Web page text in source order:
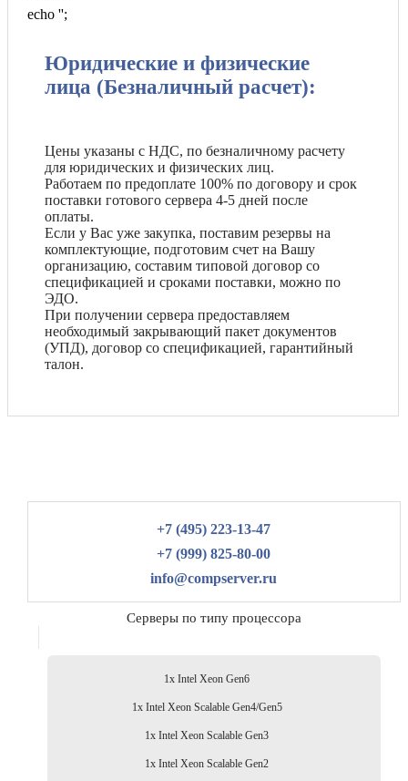
echo '';
Юридические и физические
лица (Безналичный расчет):
Цены указаны с НДС, по безналичному расчету
для юридических и физических лиц.
Работаем по предоплате 100% по договору и срок
поставки готового сервера 4-5 дней после
оплаты.
Если у Вас уже закупка, поставим резервы на
комплектующие, подготовим счет на Вашу
организацию, составим типовой договор со
спецификацией и сроками поставки, можно по
ЭДО.
При получении сервера предоставляем
необходимый закрывающий пакет документов
(УПД), договор со спецификацией, гарантийный
талон.
+7 (495) 223-13-47
+7 (999) 825-80-00
info@compserver.ru
Серверы по типу процессора
1x Intel Xeon Gen6
1x Intel Xeon Scalable Gen4/Gen5
1x Intel Xeon Scalable Gen3
1x Intel Xeon Scalable Gen2